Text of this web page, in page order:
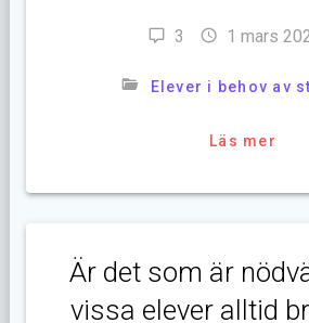
3 1 mars
Elever i behov av
Läs mer
Är det som är
vissa elever alltid